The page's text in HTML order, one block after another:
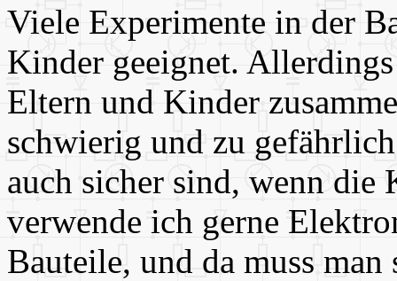
Viele Experimente in der
Kinder geeignet.
Eltern und Kinder
schwierig und zu
auch sicher sind, wenn
verwende ich gerne
Bauteile, und da muss